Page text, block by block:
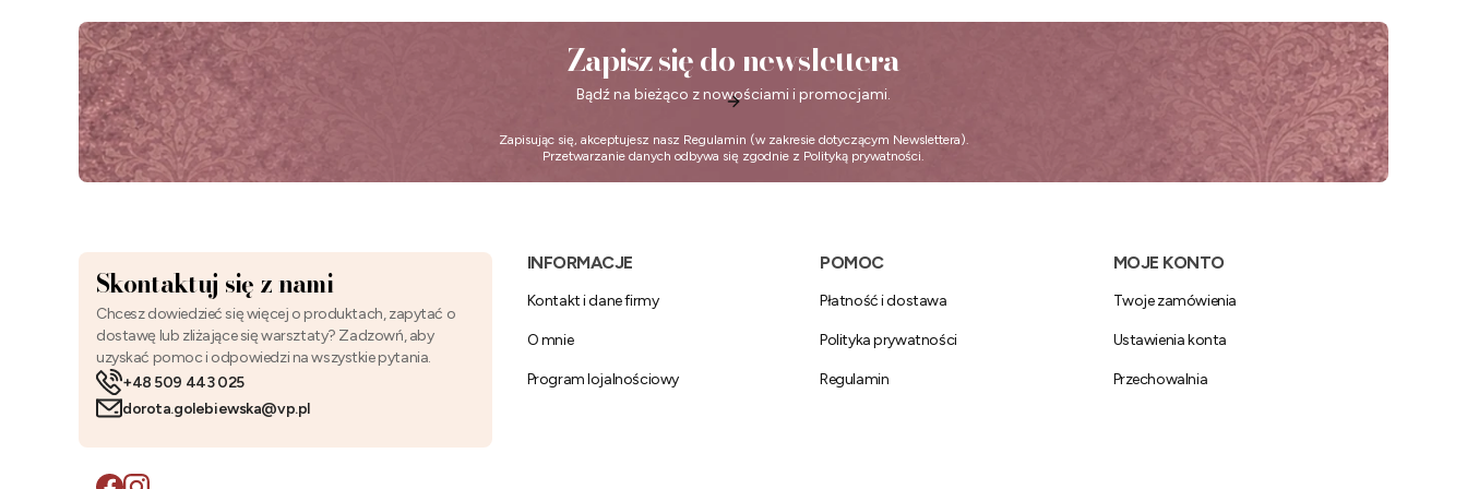
Zapisz się do newslettera
Bądź na bieżąco z nowościami i promocjami.
Zapisując się, akceptujesz nasz Regulamin (w zakresie dotyczącym Newslettera).
Przetwarzanie danych odbywa się zgodnie z Polityką prywatności.
Skontaktuj się z nami
Chcesz dowiedzieć się więcej o produktach, zapytać o
dostawę lub zliżające się warsztaty? Zadzowń, aby
uzyskać pomoc i odpowiedzi na wszystkie pytania.
+48 509 443 025
dorota.golebiewska@vp.pl
Linki w stopce
INFORMACJE
Kontakt i dane firmy
O mnie
Program lojalnościowy
POMOC
Płatność i dostawa
Polityka prywatności
Regulamin
MOJE KONTO
Twoje zamówienia
Ustawienia konta
Przechowalnia